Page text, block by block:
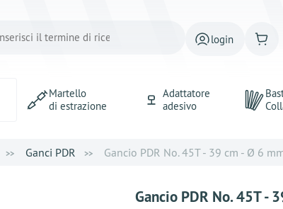
login
Martello
di estrazione
Adattatore
adesivo
Ganci PDR Gancio PDR No. 45T - 39 cm - Ø 6
Gancio PDR No. 45T -